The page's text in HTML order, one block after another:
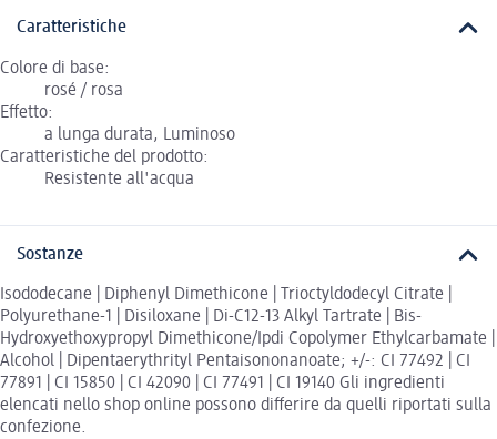
Caratteristiche
Colore di base:
rosé / rosa
Effetto:
a lunga durata, Luminoso
Caratteristiche del prodotto:
Resistente all'acqua
Sostanze
Isododecane | Diphenyl Dimethicone | Trioctyldodecyl Citrate |
Polyurethane-1 | Disiloxane | Di-C12-13 Alkyl Tartrate | Bis-
Hydroxyethoxypropyl Dimethicone/Ipdi Copolymer Ethylcarbamate |
Alcohol | Dipentaerythrityl Pentaisononanoate; +/-: CI 77492 | CI
77891 | CI 15850 | CI 42090 | CI 77491 | CI 19140 Gli ingredienti
elencati nello shop online possono differire da quelli riportati sulla
confezione.